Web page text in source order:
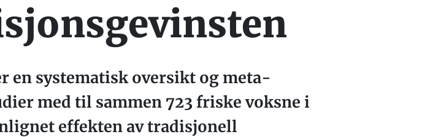
en systematisk oversikt og meta-
med til sammen 723 friske voksne i
effekten av tradisjonell